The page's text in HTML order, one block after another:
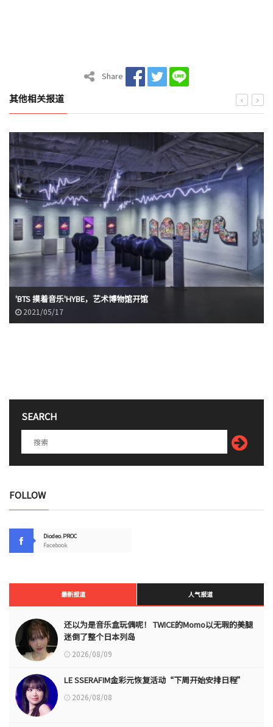
Share
其他相关报道
'BTS 摸着音乐'HYBE，艺术博物馆开馆
2021/05/17
SEARCH
FOLLOW
Diodeo.PROC
Facebook
最新报道 人气报道
还以为是音乐盒玩偶呢！ TWICE的Momo以无瑕的美腿
迷倒了整个日本列岛
2026/08/09
LE SSERAFIM金彩元恢复活动“下周开始安排日程”
2026/08/08